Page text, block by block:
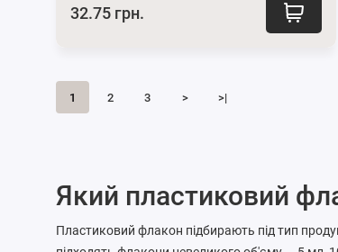
32.75 грн.
1 2 3 > >|
Який пластиковий
Пластиковий флакон підбирають під тип